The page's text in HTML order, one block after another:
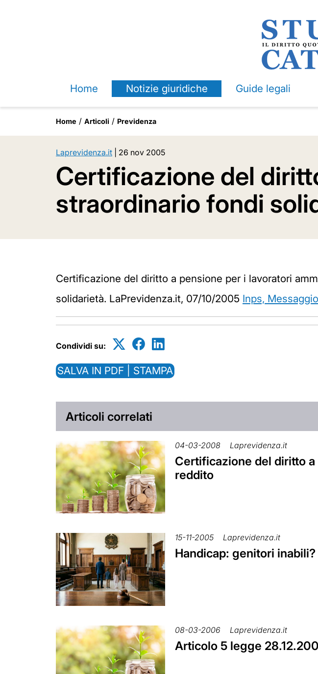
Home Notizie giuridiche Guide legali
Home Articoli Previdenza
Laprevidenza.it 26 nov 2005
Certificazione del
straordinario fondi
Certificazione del diritto a pensione per i lavoratori
solidarietà. LaPrevidenza.it, 07/10/2005 Inps,
Condividi su:
SALVA IN PDF | STAMPA
Articoli correlati
04-03-2008 Laprevidenza.it
Certificazione del diritto
reddito
15-11-2005 Laprevidenza.it
Handicap: genitori
08-03-2006 Laprevidenza.it
Articolo 5 legge